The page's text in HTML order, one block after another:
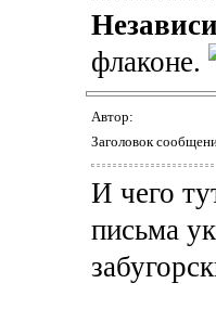
флаконе.
Автор:
Заголовок
И чего
письма